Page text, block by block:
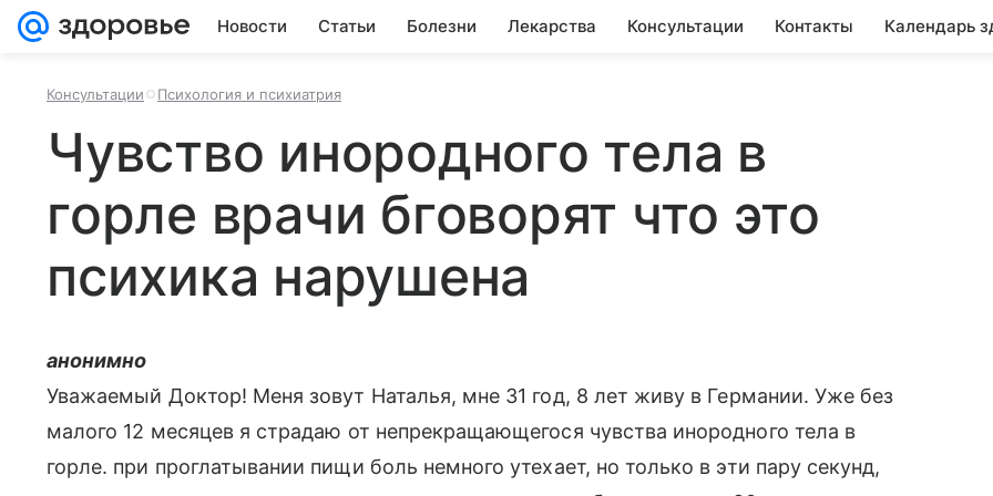
Новости Статьи Болезни Лекарства Консультации Контакты Календарь
Консультации Психология и психиатрия
Чувство инородного тела в
горле врачи бговорят что это
психика нарушена
анонимно
Уважаемый Доктор! Меня зовут Наталья, мне 31 год, 8 лет живу в Германии. Уже без
малого 12 месяцев я страдаю от непрекращающегося чувства инородного тела в
горле. при проглатывании пищи боль немного утехает, но только в эти пару секунд,